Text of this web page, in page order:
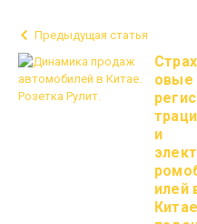
Предыдущая статья
Страх
овые
регис
траци
и
элект
илей